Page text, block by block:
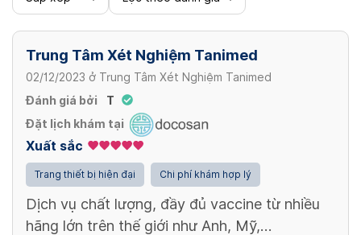
150,000 VND/ lần
150,000 VND/ lần
Soi tươi tìm nấm
30,000 VND
Xem thêm
100,000 VND/ lần
Dengue IgG, IgM
100,000 VND/ lần
Dengue NS1
200,000 VND/ lần
Xem thêm
Trung Tâm Xét Nghiệm Tanimed
02/12/2023 ở Trung Tâm Xét Nghiệm Tanimed
Đánh giá bởi
T
Đặt lịch khám tại
Xuất sắc
Trang thiết bị hiện đại Chi phí khám hợp lý
Dịch vụ chất lượng, đầy đủ vaccine từ nhiều
hãng lớn trên thế giới như Anh, Mỹ,…